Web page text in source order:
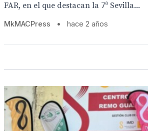
FAR, en el que destacan la 7ª Sevilla...
MkMACPress • hace 2 años